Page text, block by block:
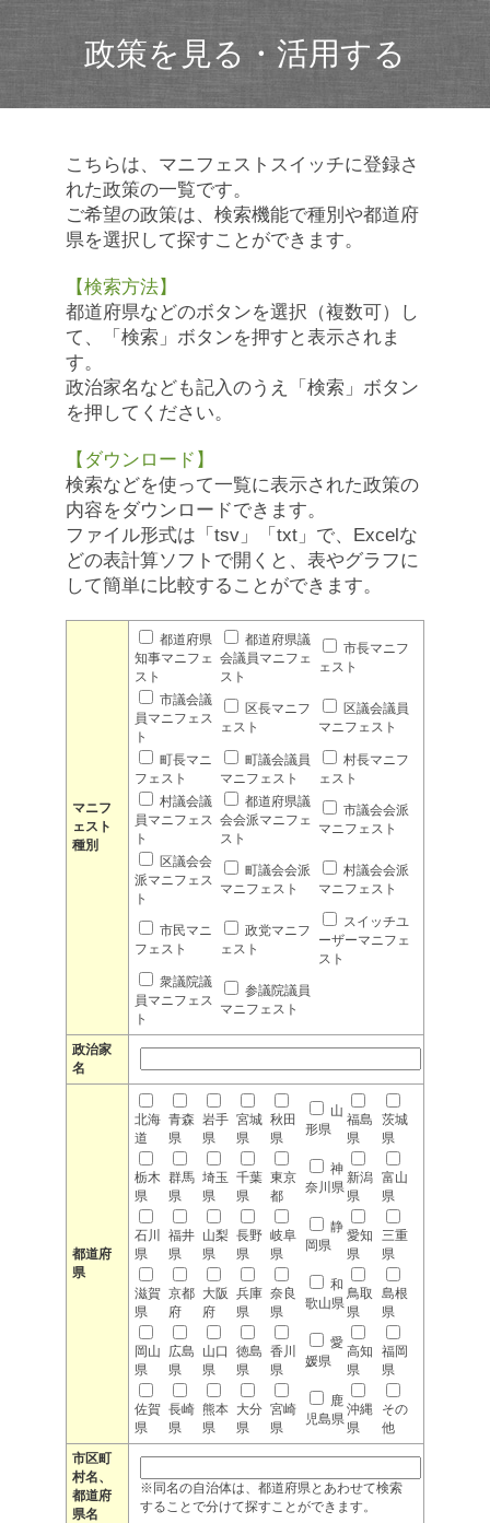
政策を見る・活用する
こちらは、マニフェストスイッチに登録さ
れた政策の一覧です。
ご希望の政策は、検索機能で種別や都道府
県を選択して探すことができます。
【検索方法】
都道府県などのボタンを選択（複数可）し
て、「検索」ボタンを押すと表示されま
す。
政治家名なども記入のうえ「検索」ボタン
を押してください。
【ダウンロード】
検索などを使って一覧に表示された政策の
内容をダウンロードできます。
ファイル形式は「tsv」「txt」で、Excelな
どの表計算ソフトで開くと、表やグラフに
して簡単に比較することができます。
マニフ
ェスト
種別
都道府県
知事マニフェ
スト
都道府県議
会議員マニフェ
スト
市長マニフ
ェスト
市議会議
員マニフェス
ト
区長マニフ
ェスト
区議会議員
マニフェスト
町長マニ
フェスト
町議会議員
マニフェスト
村長マニフ
ェスト
村議会議
員マニフェス
ト
都道府県議
会会派マニフェ
スト
市議会会派
マニフェスト
区議会会
派マニフェス
ト
町議会会派
マニフェスト
村議会会派
マニフェスト
市民マニ
フェスト
政党マニフ
ェスト
スイッチユ
ーザーマニフェ
スト
衆議院議
員マニフェス
ト
参議院議員
マニフェスト
政治家
名
都道府
県
北海
道
青森
県
岩手
県
宮城
県
秋田
県
山
形県
福島
県
茨城
県
栃木
県
群馬
県
埼玉
県
千葉
県
東京
都
神
奈川県
新潟
県
富山
県
石川
県
福井
県
山梨
県
長野
県
岐阜
県
静
岡県
愛知
県
三重
県
滋賀
県
京都
府
大阪
府
兵庫
県
奈良
県
和
歌山県
鳥取
県
島根
県
岡山
県
広島
県
山口
県
徳島
県
香川
県
愛
媛県
高知
県
福岡
県
佐賀
県
長崎
県
熊本
県
大分
県
宮崎
県
鹿
児島県
沖縄
県
その
他
市区町
村名、
都道府
県名
※同名の自治体は、都道府県とあわせて検索
することで分けて探すことができます。